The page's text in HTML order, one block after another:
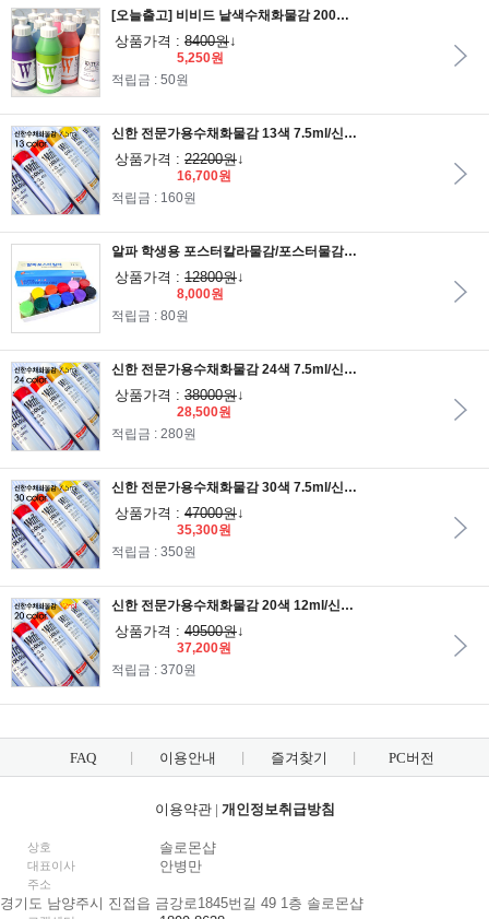
[오늘출고] 비비드 낱색수채화물감 200ml/비비드수채화물감/피오피물감/POP예쁜글씨/수채물감/그림물감/비비드물감
상품가격 : 8400원↓
5,250원
적립금 : 50원
신한 전문가용수채화물감 13색 7.5ml/신한물감/수채화물감/미술용품/학습용/미술재료
상품가격 : 22200원↓
16,700원
적립금 : 160원
알파 학생용 포스터칼라물감/포스터물감/피오피물감/구성물감/알파물감/POP물감/손글씨
상품가격 : 12800원↓
8,000원
적립금 : 80원
신한 전문가용수채화물감 24색 7.5ml/신한물감/수채화물감/미술용품/학습용/미술재료
상품가격 : 38000원↓
28,500원
적립금 : 280원
신한 전문가용수채화물감 30색 7.5ml/신한물감/수채화물감/미술용품/학습용/미술재료
상품가격 : 47000원↓
35,300원
적립금 : 350원
신한 전문가용수채화물감 20색 12ml/신한물감/수채화물감/미술용품/학습용/미술재료
상품가격 : 49500원↓
37,200원
적립금 : 370원
FAQ 이용안내 즐겨찾기 PC버전
이용약관| 개인정보취급방침
상호 솔로몬샵
대표이사 안병만
주소
경기도 남양주시 진접읍 금강로1845번길 49 1층 솔로몬샵